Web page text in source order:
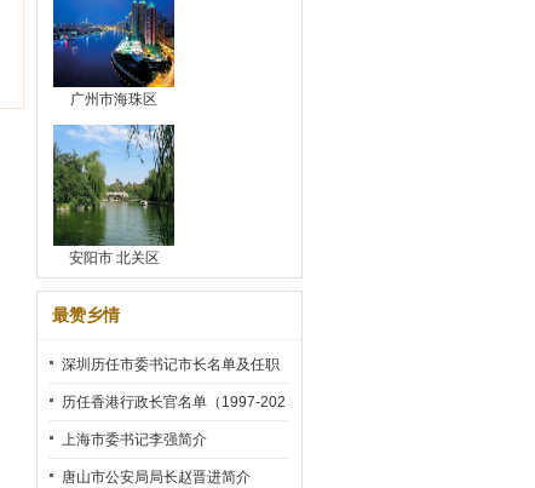
广州市海珠区
安阳市 北关区
最赞乡情
深圳历任市委书记市长名单及任职
时间
历任香港行政长官名单（1997-202
2）
上海市委书记李强简介
唐山市公安局局长赵晋进简介